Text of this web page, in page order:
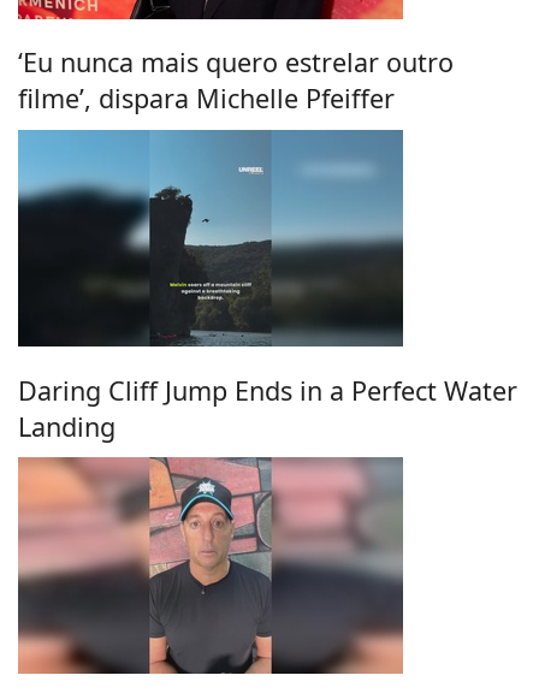
‘Eu nunca mais quero estrelar outro
filme’, dispara Michelle Pfeiffer
Daring Cliff Jump Ends in a Perfect Water
Landing